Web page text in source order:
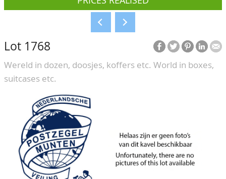
How to sell?
Conditions
BIDDING
CATALOGUE/RESULTS
GRADING
ABOUT US
Our Team
80 Years NPV
CONTACT
ACCOUNT
Lot 1768
Wereld in dozen, doosjes, koffers etc. World in boxes,
suitcases etc.